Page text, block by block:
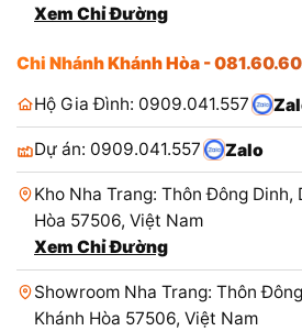
Xem Chỉ Đường
Chi Nhánh Khánh Hòa -
Hộ Gia Đình: 0909.041.557
Dự án: 0909.041.557 Zalo
Kho Nha Trang: Thôn Đông Dinh,
Hòa 57506, Việt Nam
Xem Chỉ Đường
Showroom Nha Trang: Thôn
Khánh Hòa 57506, Việt Nam